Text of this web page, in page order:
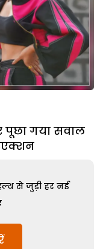
पूछा गया सवाल
से जुड़ी हर नई